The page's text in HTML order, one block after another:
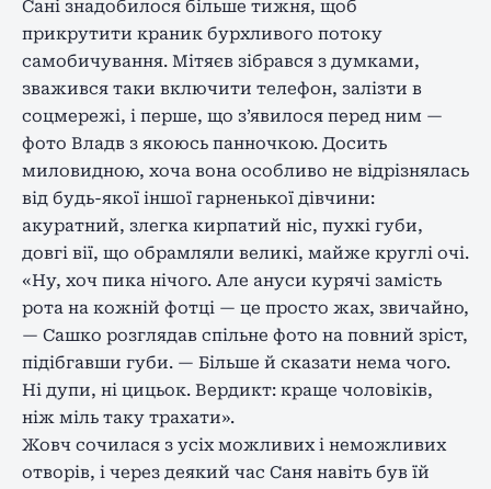
Сані знадобилося більше тижня, щоб
прикрутити краник бурхливого потоку
самобичування. Мітяєв зібрався з думками,
зважився таки включити телефон, залізти в
соцмережі, і перше, що з’явилося перед ним —
фото Владв з якоюсь панночкою. Досить
миловидною, хоча вона особливо не відрізнялась
від будь-якої іншої гарненької дівчини:
акуратний, злегка кирпатий ніс, пухкі губи,
довгі вії, що обрамляли великі, майже круглі очі.
«Ну, хоч пика нічого. Але ануси курячі замість
рота на кожній фотці — це просто жах, звичайно,
— Сашко розглядав спільне фото на повний зріст,
підібгавши губи. — Більше й сказати нема чого.
Ні дупи, ні цицьок. Вердикт: краще чоловіків,
ніж міль таку трахати».
Жовч сочилася з усіх можливих і неможливих
отворів, і через деякий час Саня навіть був їй